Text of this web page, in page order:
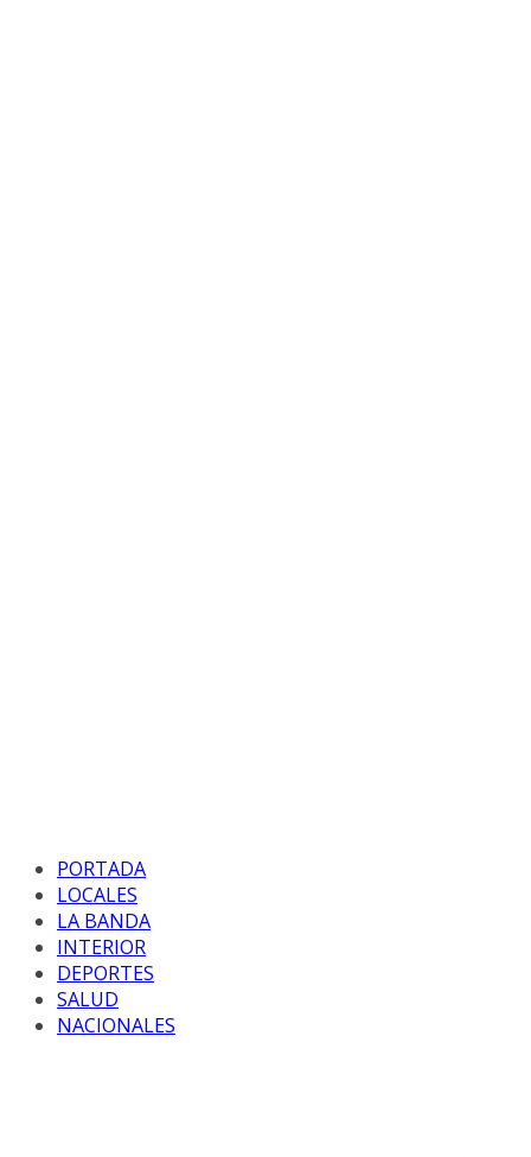
PORTADA
LOCALES
LA BANDA
INTERIOR
DEPORTES
SALUD
NACIONALES